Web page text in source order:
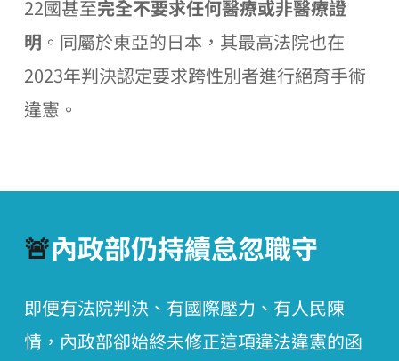
22國甚至完全不要求任何醫療或非醫療證
明 。同屬於東亞的日本，其最高法院也在
2023年判決認定要求跨性別者進行絕育手術
違憲。
🚨內政部仍持續怠忽職守
即便有法院判決、有國際壓力、有人民陳
情，內政部卻始終未修正這項違法違憲的函